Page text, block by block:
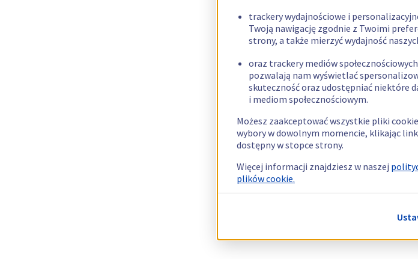
trackery wydajnościowe i
Twoją nawigację zgodnie z Twoimi
strony, a także mierzyć wydajność
oraz trackery mediów
pozwalają nam wyświetlać
skuteczność oraz udostępniać niektóre
i mediom społecznościowym.
Możesz zaakceptować wszystkie pliki
wybory w dowolnym momencie, klikając
dostępny w stopce strony.
Więcej informacji znajdziesz w naszej
plików cookie.